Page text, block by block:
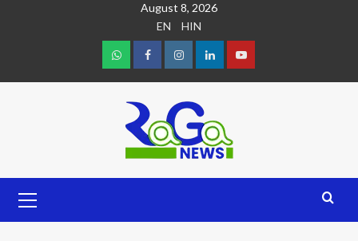
August 8, 2026
EN
HIN